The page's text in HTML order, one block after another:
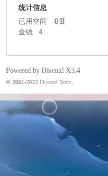
力
统计信息
已用空间
0 B
金钱
4
Powered by Discuz! X3.4
© 2001-2023 Discuz! Team